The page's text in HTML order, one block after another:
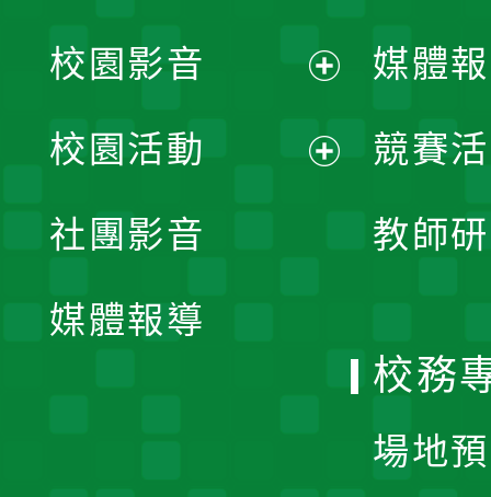
媒體
競賽
教師
校園影音
開
校園活動
社團影音
媒體報導
校務
場地